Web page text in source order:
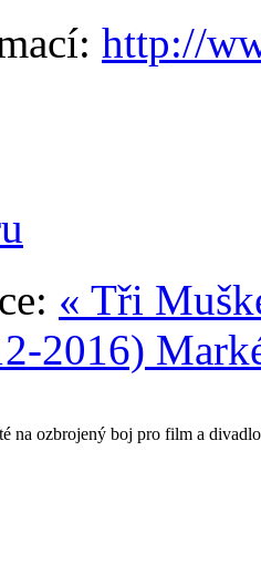
http://
« Tři
2016)
na ozbrojený boj pro film a divadlo